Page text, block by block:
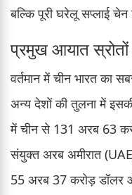
बल्कि पूरी घरेलू सप्लाई
प्रमुख आयात
वर्तमान में चीन भारत का
अन्य देशों की तुलना में
में चीन से 131 अरब 63
संयुक्त अरब अमीरात
55 अरब 37 करोड़ डॉलर